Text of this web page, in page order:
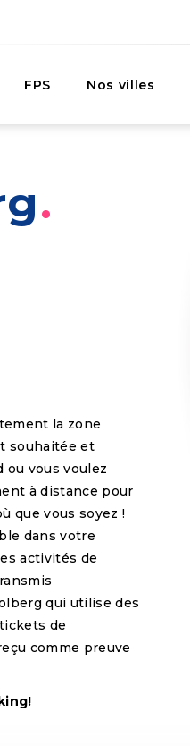
FPS Nos villes
la zone
souhaitée et
vous voulez
à distance pour
que vous soyez !
dans votre
activités de
qui utilise des
de
comme preuve